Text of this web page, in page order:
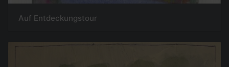
Auf Entdeckungstour